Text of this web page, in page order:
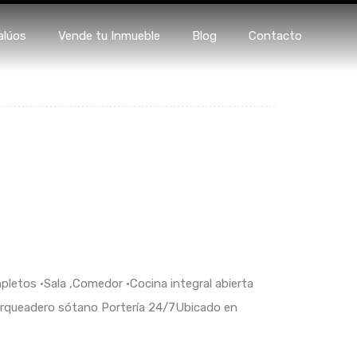
Avalúos Vende tu Inmueble Blog Contacto
Vende tu Inmueble Blog Contacto
•Sala ,Comedor •Cocina integral abierta
sótano Portería 24/7Ubicado en